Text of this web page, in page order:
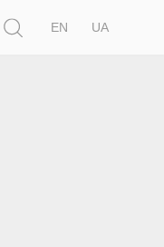
EN
UA